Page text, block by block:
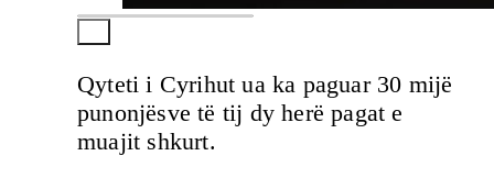
Qyteti i Cyrihut ua ka paguar 30 mijë
punonjësve të tij dy herë pagat e
muajit shkurt.